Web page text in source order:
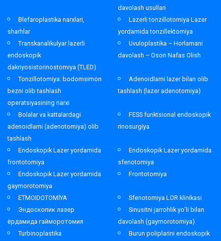
davolash usullari
Blefaroplastika narxlari,
sharhlar
Lazerli tonzillotomiya Lazer
yordamida tonzillektomiya
Transkanalikulyar lazerli
endoskopik
dakriyosistorinostomiya (TLED)
Uvuloplastika – Horlamani
davolash – Oson Nafas Olish
Tonzillotomiya: bodomsimon
bezni olib tashlash
operatsiyasining narxi
Adenoidlarni lazer bilan olib
tashlash (lazer adenotomiya)
Bolalar va kattalardagi
adenoidlarni (adenotomiya) olib
tashlash
FESS funktsional endoskopik
rinosurgiya
Endoskopik Lazer yordamida
frontotomiya
Endoskopik Lazer yordamida
sfenotomiya
Endoskopik Lazer yordamida
gaymorotomiya
Frontotomiya
ETMOIDOTOMİYA
Sfenotomiya LOR klinikasi
Эндоскопик лазер
ёрдамида гайморотомия
Sinusitni jarrohlik yo’li bilan
davolash (gaymorotomiya)
Turbinoplastika
Burun poliplarini endoskopik